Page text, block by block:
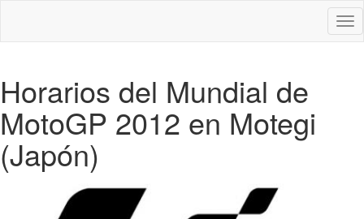
Horarios del Mundial de
MotoGP 2012 en Motegi
(Japón)